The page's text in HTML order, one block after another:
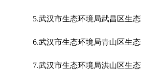
5.武汉市生态环境局武昌区生
6.武汉市生态环境局青山区生
7.武汉市生态环境局洪山区生